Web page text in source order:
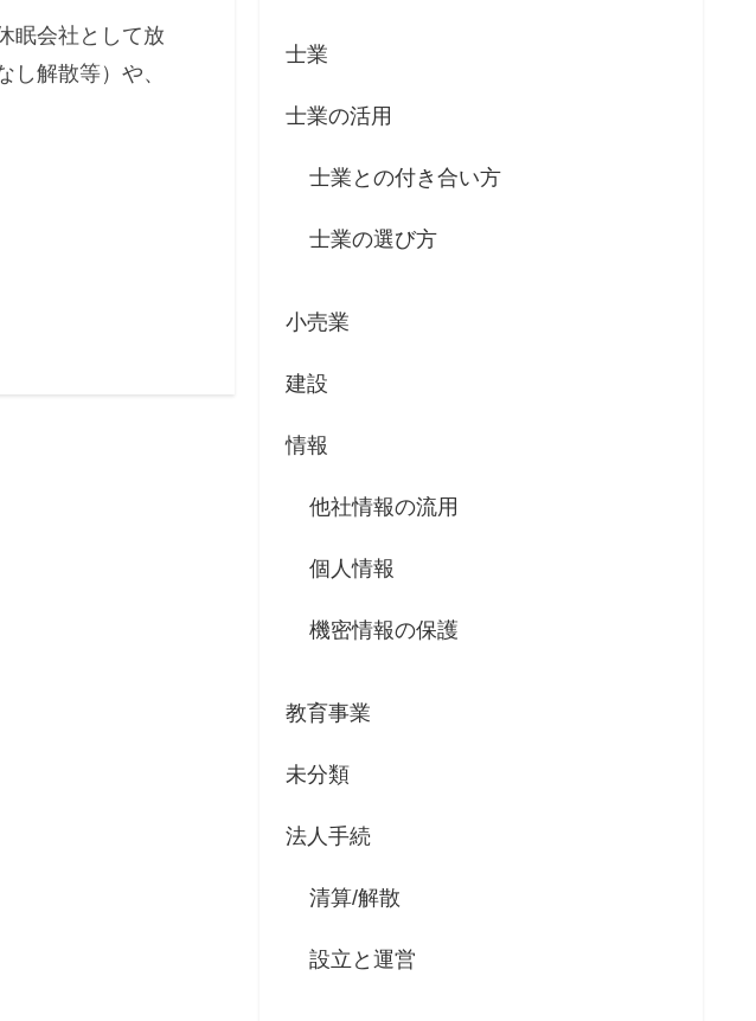
眠会社として放
解散等）や、
士業
士業の活用
士業との付き合い方
士業の選び方
小売業
建設
情報
他社情報の流用
個人情報
機密情報の保護
教育事業
未分類
法人手続
清算/解散
設立と運営